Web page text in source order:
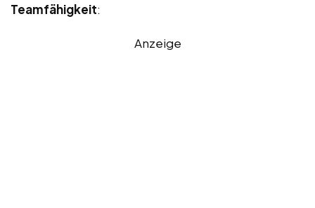
Teamfähigkeit:
Anzeige